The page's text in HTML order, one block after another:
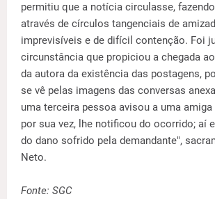
permitiu que a notícia circulasse,
através de círculos tangenciais de
imprevisíveis e de difícil contenção. Foi
circunstância que propiciou a chegada
da autora da existência das postagens,
se vê pelas imagens das conversas
uma terceira pessoa avisou a uma amiga
por sua vez, lhe notificou do ocorrido; aí
do dano sofrido pela demandante",
Neto.
Fonte: SGC